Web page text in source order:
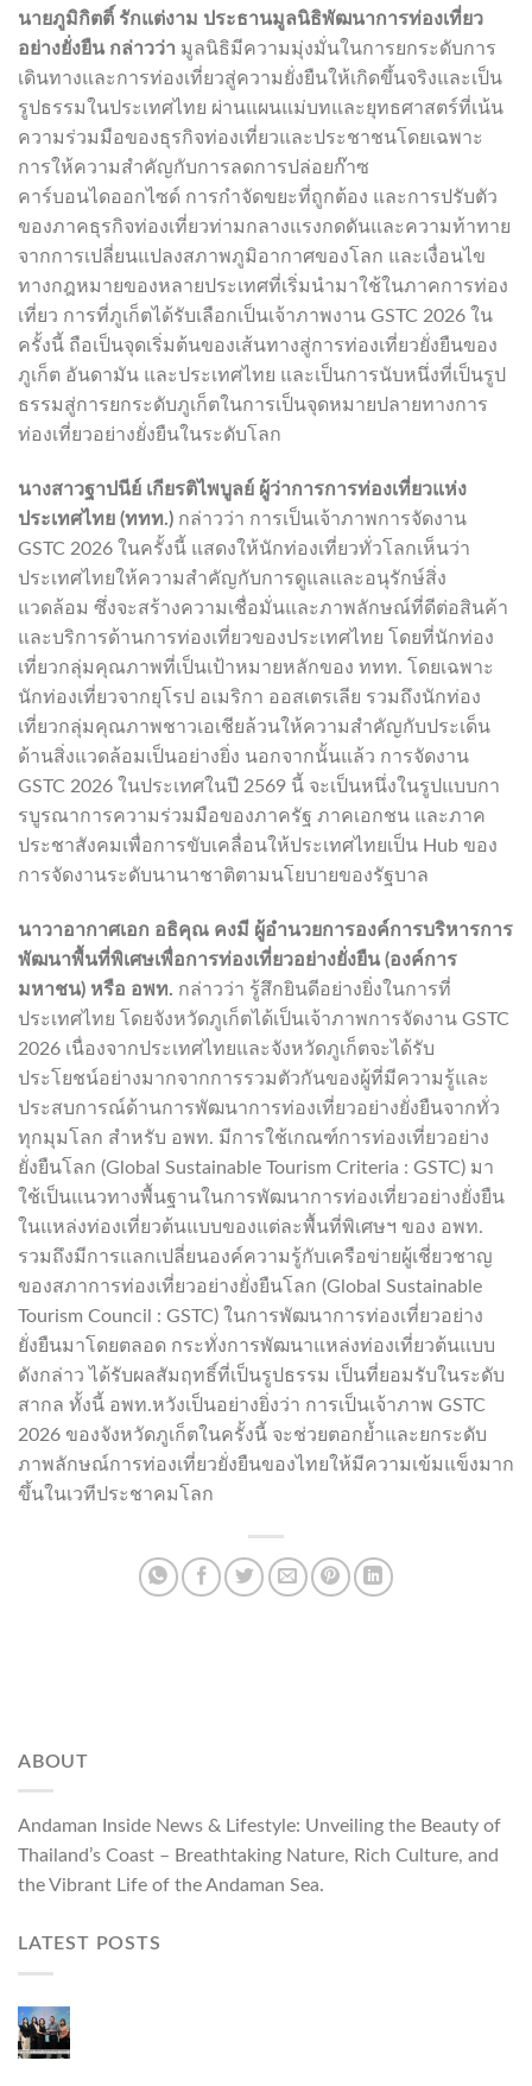
ABOUT
Andaman Inside News & Lifestyle: Unveiling the Beauty of
Thailand’s Coast – Breathtaking Nature, Rich Culture, and
the Vibrant Life of the Andaman Sea.
LATEST POSTS
นายภูมิกิตติ์ รักแต่งาม ประธานมูลนิธิพัฒนาการท่องเที่ยว
อย่างยั่งยืน กล่าวว่า มูลนิธิมีความมุ่งมั่นในการยกระดับการ
เดินทางและการท่องเที่ยวสู่ความยั่งยืนให้เกิดขึ้นจริงและเป็น
รูปธรรมในประเทศไทย ผ่านแผนแม่บทและยุทธศาสตร์ที่เน้น
ความร่วมมือของธุรกิจท่องเที่ยวและประชาชนโดยเฉพาะ
การให้ความสำคัญกับการลดการปล่อยก๊าซ
คาร์บอนไดออกไซด์ การกำจัดขยะที่ถูกต้อง และการปรับตัว
ของภาคธุรกิจท่องเที่ยวท่ามกลางแรงกดดันและความท้าทาย
จากการเปลี่ยนแปลงสภาพภูมิอากาศของโลก และเงื่อนไข
ทางกฎหมายของหลายประเทศที่เริ่มนำมาใช้ในภาคการท่อง
เที่ยว การที่ภูเก็ตได้รับเลือกเป็นเจ้าภาพงาน GSTC 2026 ใน
ครั้งนี้ ถือเป็นจุดเริ่มต้นของเส้นทางสู่การท่องเที่ยวยั่งยืนของ
ภูเก็ต อันดามัน และประเทศไทย และเป็นการนับหนึ่งที่เป็นรูป
ธรรมสู่การยกระดับภูเก็ตในการเป็นจุดหมายปลายทางการ
ท่องเที่ยวอย่างยั่งยืนในระดับโลก
นางสาวฐาปนีย์ เกียรติไพบูลย์ ผู้ว่าการการท่องเที่ยวแห่ง
ประเทศไทย (ททท.) กล่าวว่า การเป็นเจ้าภาพการจัดงาน
GSTC 2026 ในครั้งนี้ แสดงให้นักท่องเที่ยวทั่วโลกเห็นว่า
ประเทศไทยให้ความสำคัญกับการดูแลและอนุรักษ์สิ่ง
แวดล้อม ซึ่งจะสร้างความเชื่อมั่นและภาพลักษณ์ที่ดีต่อสินค้า
และบริการด้านการท่องเที่ยวของประเทศไทย โดยที่นักท่อง
เที่ยวกลุ่มคุณภาพที่เป็นเป้าหมายหลักของ ททท. โดยเฉพาะ
นักท่องเที่ยวจากยุโรป อเมริกา ออสเตรเลีย รวมถึงนักท่อง
เที่ยวกลุ่มคุณภาพชาวเอเชียล้วนให้ความสำคัญกับประเด็น
ด้านสิ่งแวดล้อมเป็นอย่างยิ่ง นอกจากนั้นแล้ว การจัดงาน
GSTC 2026 ในประเทศในปี 2569 นี้ จะเป็นหนึ่งในรูปแบบกา
รบูรณาการความร่วมมือของภาครัฐ ภาคเอกชน และภาค
ประชาสังคมเพื่อการขับเคลื่อนให้ประเทศไทยเป็น Hub ของ
การจัดงานระดับนานาชาติตามนโยบายของรัฐบาล
นาวาอากาศเอก อธิคุณ คงมี ผู้อำนวยการองค์การบริหารการ
พัฒนาพื้นที่พิเศษเพื่อการท่องเที่ยวอย่างยั่งยืน (องค์การ
มหาชน) หรือ อพท. กล่าวว่า รู้สึกยินดีอย่างยิ่งในการที่
ประเทศไทย โดยจังหวัดภูเก็ตได้เป็นเจ้าภาพการจัดงาน GSTC
2026 เนื่องจากประเทศไทยและจังหวัดภูเก็ตจะได้รับ
ประโยชน์อย่างมากจากการรวมตัวกันของผู้ที่มีความรู้และ
ประสบการณ์ด้านการพัฒนาการท่องเที่ยวอย่างยั่งยืนจากทั่ว
ทุกมุมโลก สำหรับ อพท. มีการใช้เกณฑ์การท่องเที่ยวอย่าง
ยั่งยืนโลก (Global Sustainable Tourism Criteria : GSTC) มา
ใช้เป็นแนวทางพื้นฐานในการพัฒนาการท่องเที่ยวอย่างยั่งยืน
ในแหล่งท่องเที่ยวต้นแบบของแต่ละพื้นที่พิเศษฯ ของ อพท.
รวมถึงมีการแลกเปลี่ยนองค์ความรู้กับเครือข่ายผู้เชี่ยวชาญ
ของสภาการท่องเที่ยวอย่างยั่งยืนโลก (Global Sustainable
Tourism Council : GSTC) ในการพัฒนาการท่องเที่ยวอย่าง
ยั่งยืนมาโดยตลอด กระทั่งการพัฒนาแหล่งท่องเที่ยวต้นแบบ
ดังกล่าว ได้รับผลสัมฤทธิ์ที่เป็นรูปธรรม เป็นที่ยอมรับในระดับ
สากล ทั้งนี้ อพท.หวังเป็นอย่างยิ่งว่า การเป็นเจ้าภาพ GSTC
2026 ของจังหวัดภูเก็ตในครั้งนี้ จะช่วยตอกย้ำและยกระดับ
ภาพลักษณ์การท่องเที่ยวยั่งยืนของไทยให้มีความเข้มแข็งมาก
ขึ้นในเวทีประชาคมโลก